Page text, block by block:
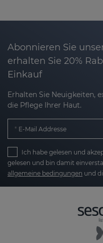
Abonnieren Sie
erhalten Sie 20%
Einkauf
Erhalten Sie Neuigkeiten,
die Pflege Ihrer Haut.
E-Mail Addresse
Ich habe gelesen und
gelesen und bin damit
allgemeine bedingungen und